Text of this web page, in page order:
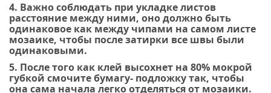
4. Важно соблюдать при укладке листов
расстояние между ними, оно должно быть
одинаковое как между чипами на самом листе
мозаике, чтобы после затирки все швы были
одинаковыми.
5. После того как клей высохнет на 80% мокрой
губкой смочите бумагу- подложку так, чтобы
она сама начала легко отделяться от мозаики.